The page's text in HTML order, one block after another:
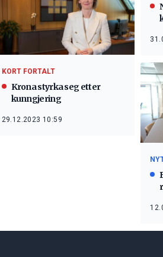
KORT FORTALT
Krona styrka seg etter
kunngjering
29.12.2023 10:59